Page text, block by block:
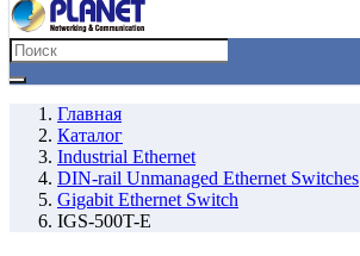
Главная
Каталог
Industrial Ethernet
DIN-rail Unmanaged Ethernet Switches
Gigabit Ethernet Switch
IGS-500T-E